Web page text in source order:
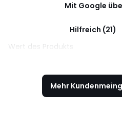
Mit Google
Hilfreich (21)
Wert des Produkts
Mehr